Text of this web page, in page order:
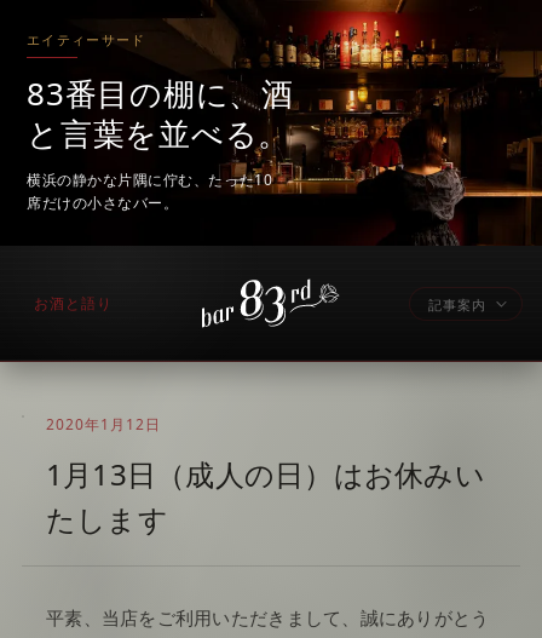
エイティーサード
83番目の棚に、酒
と言葉を並べる。
横浜の静かな片隅に佇む、たった10
席だけの小さなバー。
2020年1月12日
1月13日（成人の日）はお休みい
たします
平素、当店をご利用いただきまして、誠にありがとう
お酒と語り 記事案内